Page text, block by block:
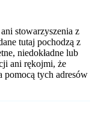
stowarzyszenia z
tutaj pochodzą z
niedokładne lub
ani rękojmi, że
pomocą tych adresów